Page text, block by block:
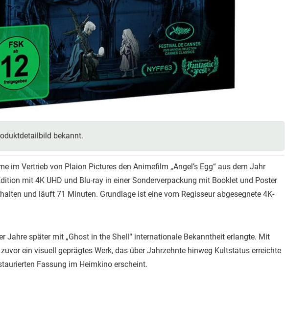
bekannt.
im Vertrieb von Plaion Pictures den Animefilm „Angel’s Egg“ aus dem Jahr
mit 4K UHD und Blu-ray in einer Sonderverpackung mit Booklet und Poster
und läuft 71 Minuten. Grundlage ist eine vom Regisseur abgesegnete 4K-
Jahre später mit „Ghost in the Shell“ internationale Bekanntheit erlangte. Mit
zuvor ein visuell geprägtes Werk, das über Jahrzehnte hinweg Kultstatus erreichte
Fassung im Heimkino erscheint.